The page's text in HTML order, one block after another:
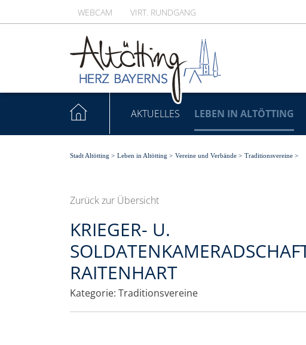
WEBCAM VIRT. RUNDGANG
AKTUELLES LEBEN IN ALTÖTTING
Stadt Altötting > Leben in Altötting > Vereine und Verbände > Traditionsvereine >
Zurück zur Übersicht
KRIEGER- U.
RAITENHART
Kategorie: Traditionsvereine